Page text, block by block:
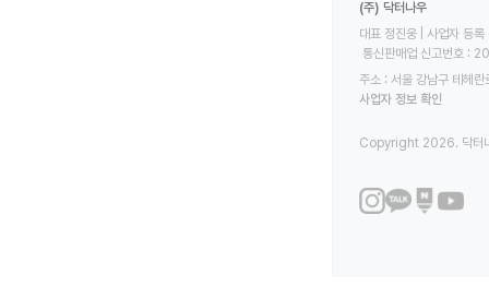
(주) 닥터나우
대표 정진웅 | 사업자
통신판매업 신고번호
주소 : 서울 강남구 테헤
사업자 정보 확인
Copyright 2026. 닥터